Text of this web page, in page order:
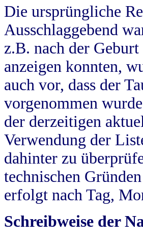
Die ursprüngliche
Ausschlaggebend
z.B. nach der
anzeigen konnten,
auch vor, dass der
vorgenommen
der derzeitigen
Verwendung der
dahinter zu
technischen
erfolgt nach Tag,
Schreibweise der